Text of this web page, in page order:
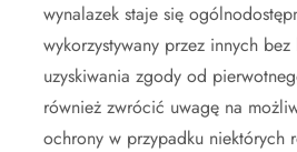
wynalazek staje się
wykorzystywany przez innych
uzyskiwania zgody od
również zwrócić uwagę na
ochrony w przypadku niektórych